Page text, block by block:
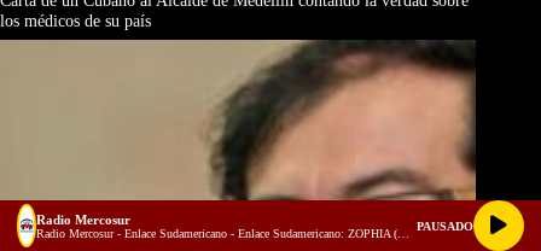
los médicos de su país
Radio Mercosur PAUSADO